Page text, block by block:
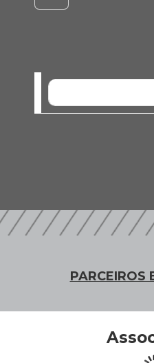
PARCEIROS